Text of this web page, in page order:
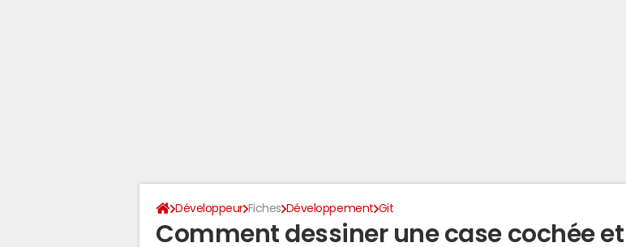
Développeur Fiches Développement Git
Comment dessiner une case cochée et